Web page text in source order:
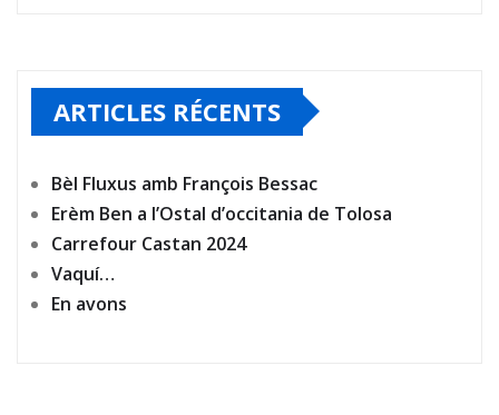
ARTICLES RÉCENTS
Bèl Fluxus amb François Bessac
Erèm Ben a l’Ostal d’occitania de Tolosa
Carrefour Castan 2024
Vaquí…
En avons